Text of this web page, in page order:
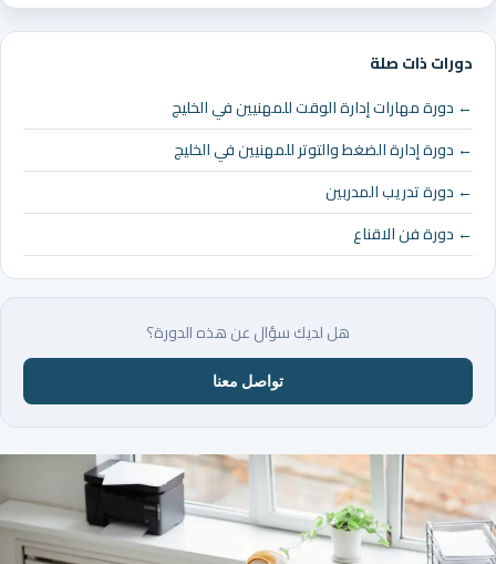
دورات ذات صلة
← دورة مهارات إدارة الوقت للمهنيين في الخليج
← دورة إدارة الضغط والتوتر للمهنيين في الخليج
← دورة تدريب المدربين
← دورة فن الاقناع
هل لديك سؤال عن هذه الدورة؟
تواصل معنا